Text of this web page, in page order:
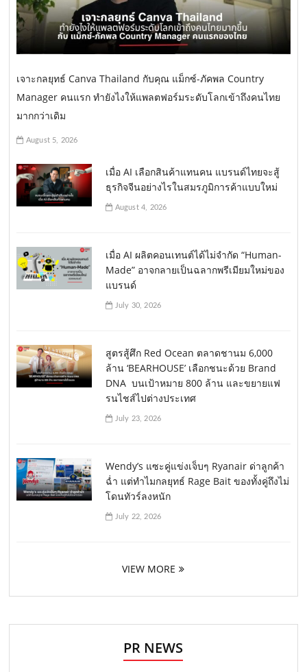
เจาะกลยุทธ์ Canva Thailand กับคุณ แม็กซ์-ภัคพล Country
Manager คนแรก ทำยังไงให้แพลตฟอร์มระดับโลกเข้าถึงคนไทย
มากกว่าเดิม
August 5, 2026
เมื่อ AI เลือกสินค้าแทนคน แบรนด์ไทยจะสู้
ธุรกิจจีนอย่างไรในสมรภูมิการค้าแบบใหม่
August 4, 2026
เมื่อ AI ผลิตคอนเทนต์ได้ไม่จำกัด “Human-
Made” อาจกลายเป็นฉลากพรีเมียมใหม่ของ
แบรนด์
July 30, 2026
สูตรสู้ศึก Red Ocean ตลาดชานม 6,000
ล้าน ‘BEARHOUSE’ เลือกชนะด้วย Brand
DNA บนเป้าหมาย 800 ล้าน และขยายแฟ
รนไชส์ไปต่างประเทศ
July 23, 2026
Wendy’s แซะคู่แข่งเจ็บๆ Ryanair ด่าลูกค้า
ฉ่ำ แต่ทำไมกลยุทธ์ Rage Bait ของทั้งคู่ถึงไม่
โดนทัวร์ลงหนัก
July 22, 2026
VIEW MORE
PR NEWS